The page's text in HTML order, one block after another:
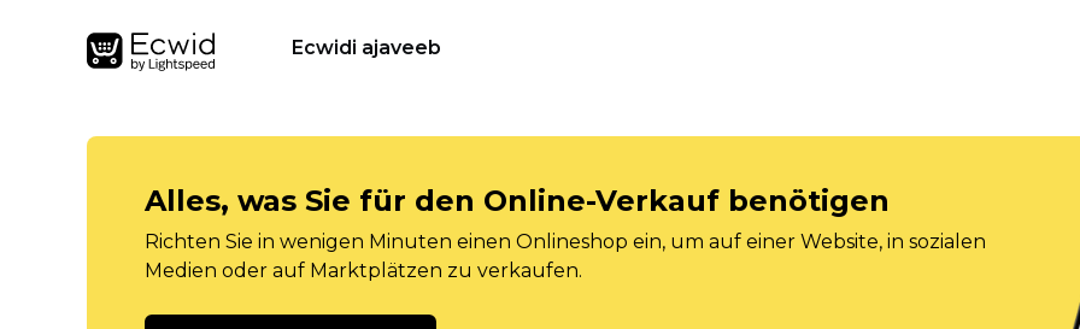
Ecwidi ajaveeb
Alles, was Sie für den Online-Verkauf benötigen
Richten Sie in wenigen Minuten einen Onlineshop ein, um auf einer Website, in sozialen
Medien oder auf Marktplätzen zu verkaufen.